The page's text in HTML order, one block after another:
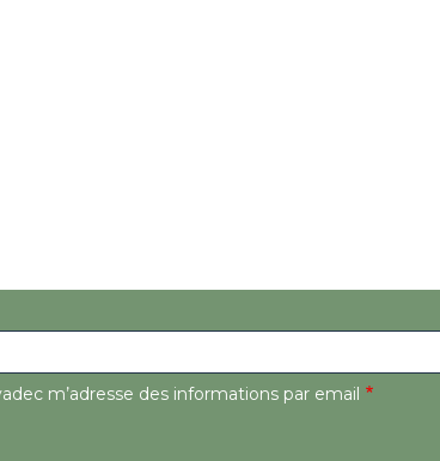
m’adresse des informations par email